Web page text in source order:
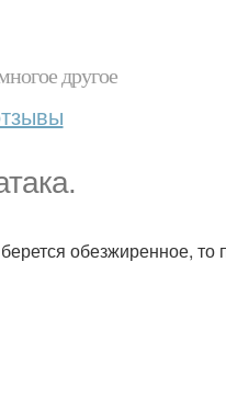
другое
обезжиренное, то